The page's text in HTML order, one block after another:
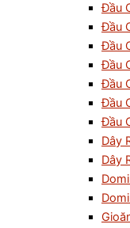
Đầu
Đầu
Đầu
Đầu
Đầu
Đầu
Đầu
Dây
Dây